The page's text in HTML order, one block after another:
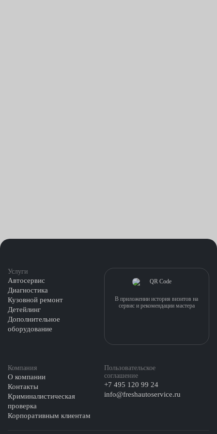
Услуги
Автосервис
Диагностика
Кузовной ремонт
Детейлинг
Дополнительное
оборудование
Компания
О компании
Контакты
Криминалистическая
проверка
Корпоративным клиентам
Пользовательское
соглашение
+7 495 120 99 24
info@freshautoservice.ru
В приложении история визитов на
сервис и рекомендации мастера